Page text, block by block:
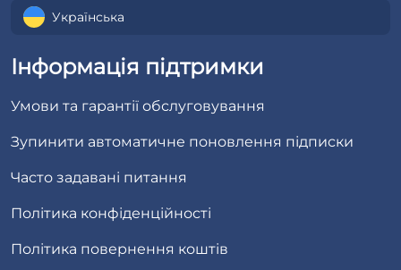
Українська
Інформація підтримки
Умови та гарантії обслуговування
Зупинити автоматичне поновлення підписки
Часто задавані питання
Політика конфіденційності
Політика повернення коштів